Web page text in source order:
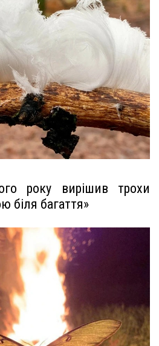
року вирішив трохи
біля багаття»